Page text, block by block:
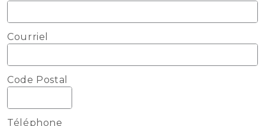
Courriel
Code Postal
Téléphone